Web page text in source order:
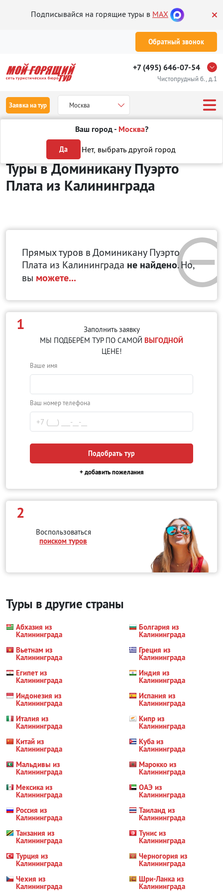
Подписывайся на горящие туры в MAX
Обратный звонок
+7 (495) 646-07-54
Чистопрудный б., д.1
Заявка на тур Москва
Ваш город - Москва?
Да Нет, выбрать другой город
Отдых в Доминикане
Туры в Доминикану Пуэрто
Плата из Калининграда
Прямых туров в Доминикану Пуэрто
Плата из Калининграда не найдено. Но,
вы можете...
1
Заполнить заявку
МЫ ПОДБЕРЁМ ТУР ПО САМОЙ ВЫГОДНОЙ
ЦЕНЕ!
Ваше имя
Ваш номер телефона
Подобрать тур
+ добавить пожелания
2
Воспользоваться
поиском туров
Туры в другие страны
Абхазия из
Калининграда
Болгария из
Калининграда
Вьетнам из
Калининграда
Греция из
Калининграда
Египет из
Калининграда
Индия из
Калининграда
Индонезия из
Калининграда
Испания из
Калининграда
Италия из
Калининграда
Кипр из
Калининграда
Китай из
Калининграда
Куба из
Калининграда
Мальдивы из
Калининграда
Марокко из
Калининграда
Мексика из
Калининграда
ОАЭ из
Калининграда
Россия из
Калининграда
Таиланд из
Калининграда
Танзания из
Калининграда
Тунис из
Калининграда
Турция из
Калининграда
Черногория из
Калининграда
Чехия из
Калининграда
Шри-Ланка из
Калининграда